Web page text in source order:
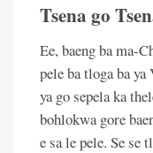
Tsena go
Ee, baeng ba ma-
pele ba tloga ba
ya go sepela ka
bohlokwa gore
e sa le pele. Se se